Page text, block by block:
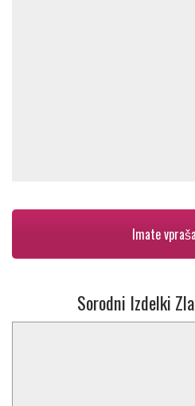
Imate
Sorodni Izdelki